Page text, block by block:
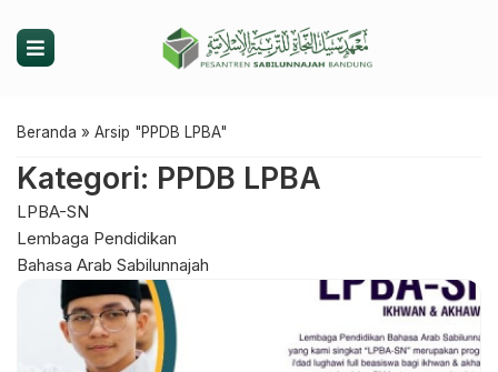
Beranda » Arsip "PPDB LPBA"
Kategori: PPDB LPBA
LPBA-SN
Lembaga Pendidikan
Bahasa Arab Sabilunnajah